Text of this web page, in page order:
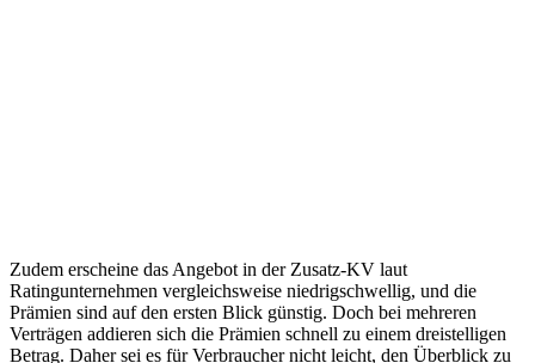
Zudem erscheine das Angebot in der Zusatz-KV laut
Ratingunternehmen vergleichsweise niedrigschwellig, und die
Prämien sind auf den ersten Blick günstig. Doch bei mehreren
Verträgen addieren sich die Prämien schnell zu einem dreistelligen
Betrag. Daher sei es für Verbraucher nicht leicht, den Überblick zu